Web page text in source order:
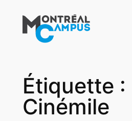
contenu
Étiquette :
Cinémile